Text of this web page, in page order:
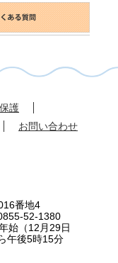
護
お問い合わせ
番地4
52-1380
始（12月29日
午後5時15分